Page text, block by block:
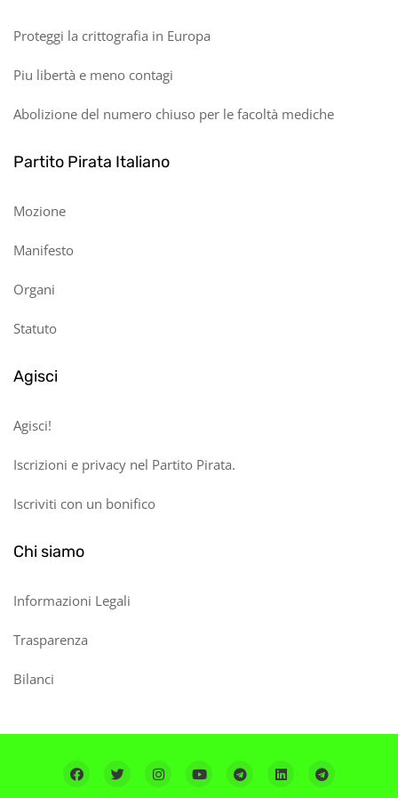
Proteggi la crittografia in Europa
Piu libertà e meno contagi
Abolizione del numero chiuso per le facoltà mediche
Partito Pirata Italiano
Mozione
Manifesto
Organi
Statuto
Agisci
Agisci!
Iscrizioni e privacy nel Partito Pirata.
Iscriviti con un bonifico
Chi siamo
Informazioni Legali
Trasparenza
Bilanci